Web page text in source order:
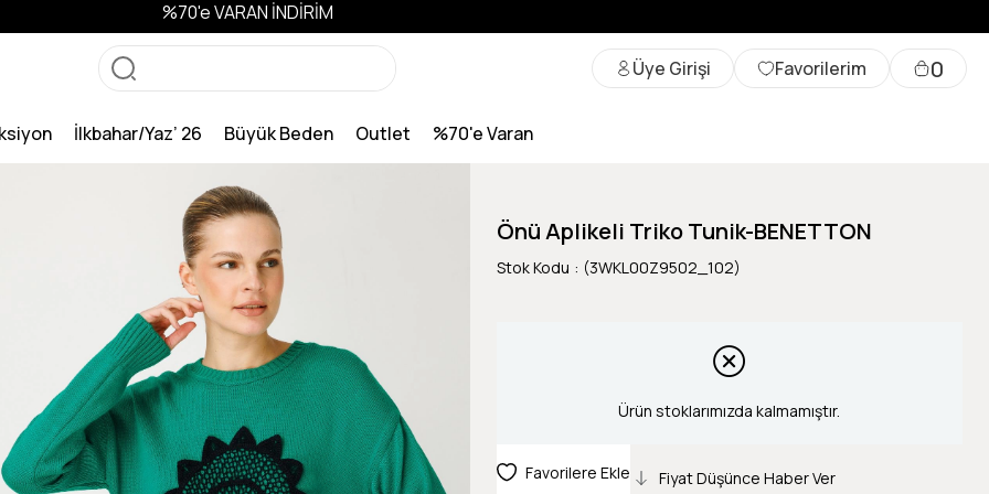
%70'e VARAN İNDİRİM
Üye Girişi Favorilerim 0
İlkbahar/Yaz’ 26 Büyük Beden Outlet %70'e Varan
Önü Aplikeli Triko Tunik-BENETTON
Stok Kodu (3WKL00Z9502_102)
Ürün stoklarımızda kalmamıştır.
Favorilere Ekle Fiyat Düşünce Haber Ver